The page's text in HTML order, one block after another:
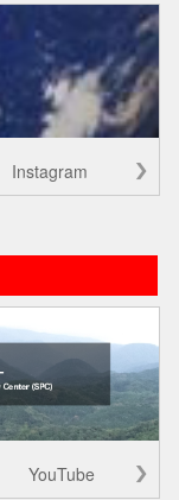
Instagram
YouTube